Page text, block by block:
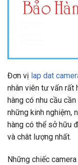
Đơn vị lap dat
nhân viên tư vấn rất
hàng có nhu cầu
những kinh nghiệm,
hàng có thể sở hữu
và chât lượng nhất.
Những chiếc